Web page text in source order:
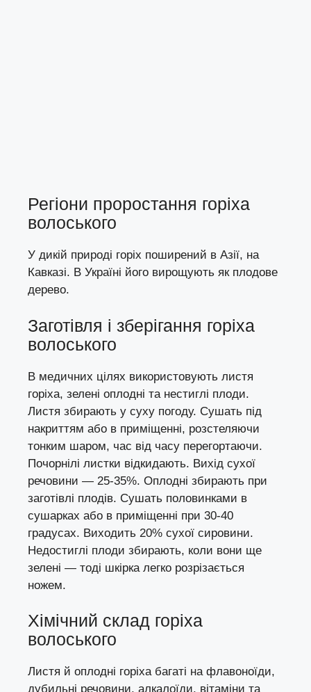
Регіони проростання горіха
волоського
У дикій природі горіх поширений в Азії, на
Кавказі. В Україні його вирощують як плодове
дерево.
Заготівля і зберігання горіха
волоського
В медичних цілях використовують листя
горіха, зелені оплодні та нестиглі плоди.
Листя збирають у суху погоду. Сушать під
накриттям або в приміщенні, розстеляючи
тонким шаром, час від часу перегортаючи.
Почорнілі листки відкидають. Вихід сухої
речовини — 25-35%. Оплодні збирають при
заготівлі плодів. Сушать половинками в
сушарках або в приміщенні при 30-40
градусах. Виходить 20% сухої сировини.
Недостиглі плоди збирають, коли вони ще
зелені — тоді шкірка легко розрізається
ножем.
Хімічний склад горіха
волоського
Листя й оплодні горіха багаті на флавоноїди,
дубильні речовини, алкалоїди, вітаміни та